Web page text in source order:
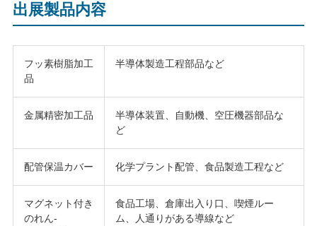
出展製品内容
フッ素樹脂加工
品
半導体製造工程部品など
金属精密加工品
半導体装置、自動機、空圧機器部品な
ど
配管保温カバー 化学プラント配管、食品製造工程など
マグネット付き
のれん-
食品工場、倉庫出入り口、喫煙ルー
ム、人通りがある導線など